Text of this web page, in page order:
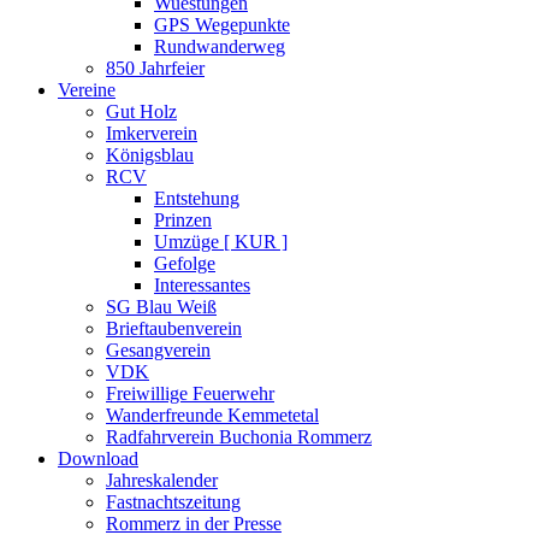
GPS Wegepunkte
Rundwanderweg
850 Jahrfeier
Vereine
Gut Holz
Imkerverein
Königsblau
RCV
Entstehung
Prinzen
Umzüge [ KUR ]
Gefolge
Interessantes
SG Blau Weiß
Brieftaubenverein
Gesangverein
VDK
Freiwillige Feuerwehr
Wanderfreunde Kemmetetal
Radfahrverein Buchonia Rommerz
Download
Jahreskalender
Fastnachtszeitung
Rommerz in der Presse